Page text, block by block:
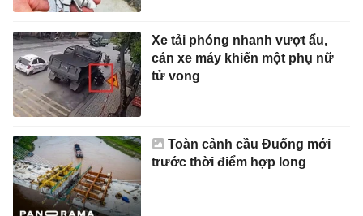
Xe tải phóng nhanh vượt ẩu,
cán xe máy khiến một phụ nữ
tử vong
Toàn cảnh cầu Đuống mới
trước thời điểm hợp long